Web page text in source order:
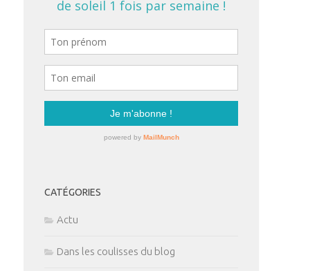
CATÉGORIES
Actu
Dans les coulisses du blog